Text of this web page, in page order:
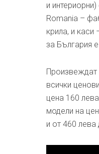
и
Romania –
крила, и каси
за България
Произвеждат
всички
цена 160
модели на
и от 460